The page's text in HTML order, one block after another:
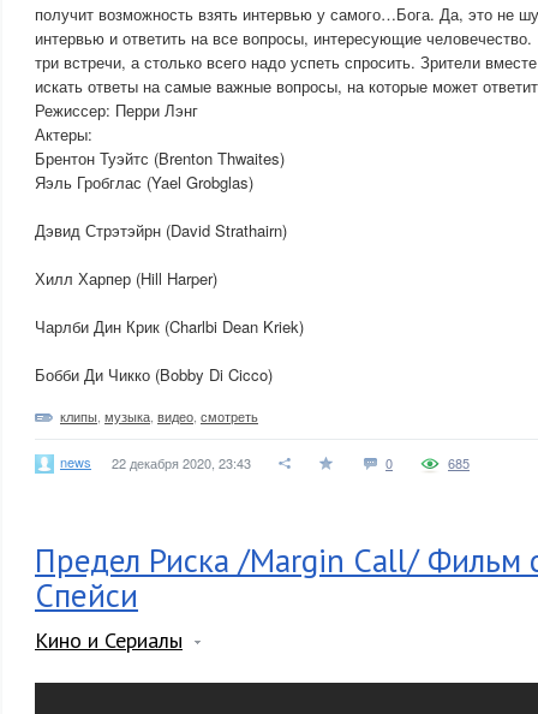
получит возможность взять интервью у самого…Бога. Да, это не
интервью и ответить на все вопросы, интересующие
три встречи, а столько всего надо успеть спросить. Зрители
искать ответы на самые важные вопросы, на которые может
Режиссер: Перри Лэнг
Актеры:
Брентон Туэйтс (Brenton Thwaites)
Яэль Гробглас (Yael Grobglas)
Дэвид Стрэтэйрн (David Strathairn)
Хилл Харпер (Hill Harper)
Чарлби Дин Крик (Charlbi Dean Kriek)
Бобби Ди Чикко (Bobby Di Cicco)
клипы музыка видео смотреть
news 22 декабря 2020, 23:43 0 685
Предел Риска /Margin Call/ Фильм
Спейси
Кино и Сериалы